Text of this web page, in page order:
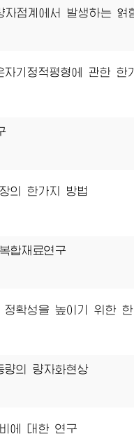
자점계에서 발생하는 얽
기정적평형에 관한 한
의 한가지 방법
합재료연구
확성을 높이기 위한
량의 량자화현상
에 대한 연구